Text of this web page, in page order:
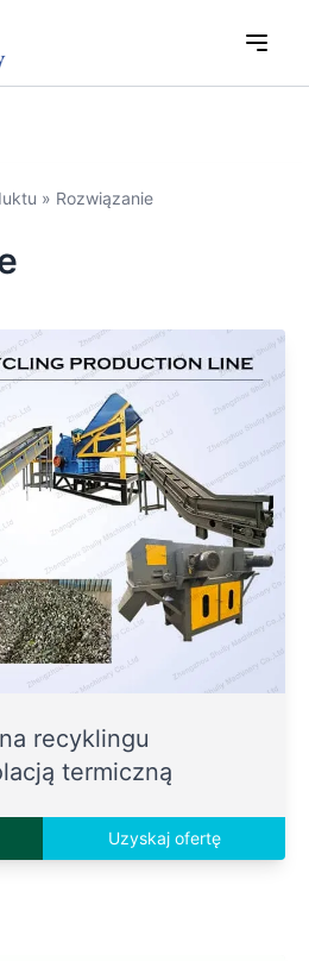
» Rozwiązanie
recyklingu
termiczną
Uzyskaj ofertę